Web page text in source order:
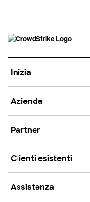
Inizia
Azienda
Partner
Clienti esistenti
Assistenza